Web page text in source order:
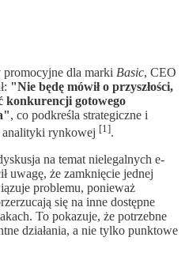
promocyjne dla marki Basic, CEO
"Nie będę mówił o przyszłości,
konkurencji gotowego
, co podkreśla strategiczne i
rynkowej [1].
na temat nielegalnych e-
uwagę, że zamknięcie jednej
problemu, ponieważ
się na inne dostępne
To pokazuje, że potrzebne
działania, a nie tylko punktowe